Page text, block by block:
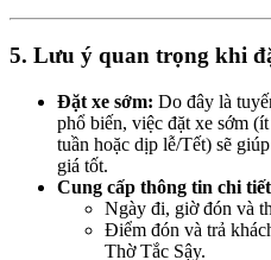
5. Lưu ý quan trọng khi
Đặt xe sớm: Do đây là
phổ biến, việc đặt xe sớm
tuần hoặc dịp lễ/Tết) sẽ
giá tốt.
Cung cấp thông tin chi
Ngày đi, giờ đón và
Điểm đón và trả
Thờ Tắc Sậy.